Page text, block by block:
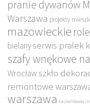
pranie dywanów
Warszawa projekty
mazowieckie
bielanyserwis pralek
szafy wnękowe
Wrocław szkło
remontowe
warszawa Łazienkowa